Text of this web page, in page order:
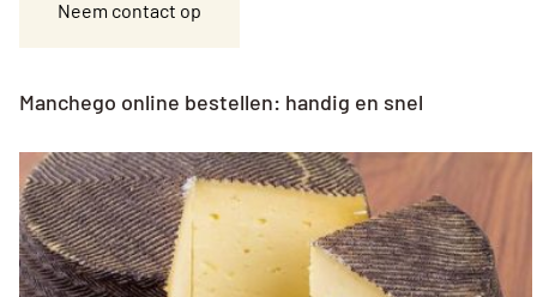
Neem contact op
Manchego online bestellen: handig en snel